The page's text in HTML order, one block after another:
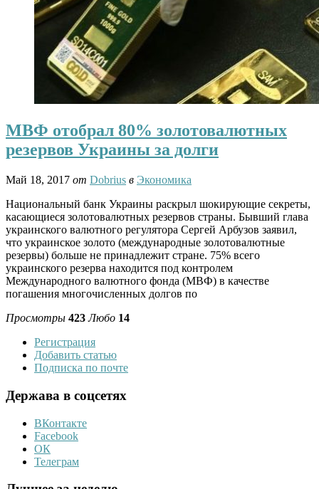
МВФ отобрал 80% золотовалютных
резервов Украины за долги
Май 18, 2017 от Dobrius в Экономика
Национальный банк Украины раскрыл шокирующие секреты,
касающиеся золотовалютных резервов страны. Бывший глава
украинского валютного регулятора Сергей Арбузов заявил,
что украинское золото (международные золотовалютные
резервы) больше не принадлежит стране. 75% всего
украинского резерва находится под контролем
Международного валютного фонда (МВФ) в качестве
погашения многочисленных долгов по
Просмотры 423 Любо 14
Регистрация
Добавить статью
Подписка по почте
Держава в соцсетях
ВКонтакте
Facebook
ОК
Телеграм